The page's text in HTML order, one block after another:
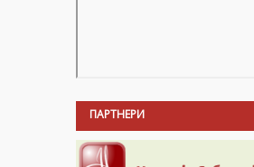
ПАРТНЕРИ